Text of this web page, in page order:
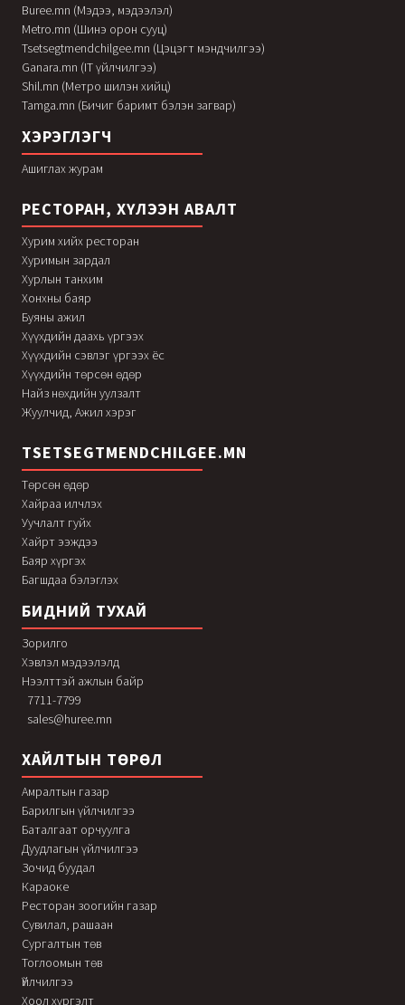
Buree.mn (Мэдээ, мэдээлэл)
Metro.mn (Шинэ орон сууц)
Tsetsegtmendchilgee.mn (Цэцэгт мэндчилгээ)
Ganara.mn (IT үйлчилгээ)
Shil.mn (Метро шилэн хийц)
Tamga.mn (Бичиг баримт бэлэн загвар)
ХЭРЭГЛЭГЧ
Ашиглах журам
РЕСТОРАН, ХҮЛЭЭН АВАЛТ
Хурим хийх ресторан
Хуримын зардал
Хурлын танхим
Хонхны баяр
Буяны ажил
Хүүхдийн даахь үргээх
Хүүхдийн сэвлэг үргээх ёс
Хүүхдийн төрсөн өдөр
Найз нөхдийн уулзалт
Жуулчид, Ажил хэрэг
TSETSEGTMENDCHILGEE.MN
Төрсөн өдөр
Хайраа илчлэх
Уучлалт гуйх
Хайрт ээждээ
Баяр хүргэх
Багшдаа бэлэглэх
БИДНИЙ ТУХАЙ
Зорилго
Хэвлэл мэдээлэлд
Нээлттэй ажлын байр
7711-7799
sales@huree.mn
ХАЙЛТЫН ТӨРӨЛ
Амралтын газар
Барилгын үйлчилгээ
Баталгаат орчуулга
Дуудлагын үйлчилгээ
Зочид буудал
Караоке
Ресторан зоогийн газар
Сувилал, рашаан
Сургалтын төв
Тоглоомын төв
Үйлчилгээ
Хоол хүргэлт